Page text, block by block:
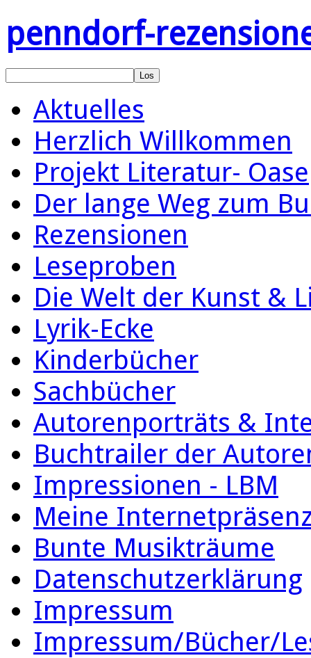
penndorf-
Aktuelles
Herzlich Willkommen
Projekt Literatur- Oase
Der lange Weg zum
Rezensionen
Leseproben
Die Welt der Kunst &
Lyrik-Ecke
Kinderbücher
Sachbücher
Autorenporträts &
Buchtrailer der
Impressionen - LBM
Meine
Bunte Musikträume
Datenschutzerklärung
Impressum
Impressum/Bücher/